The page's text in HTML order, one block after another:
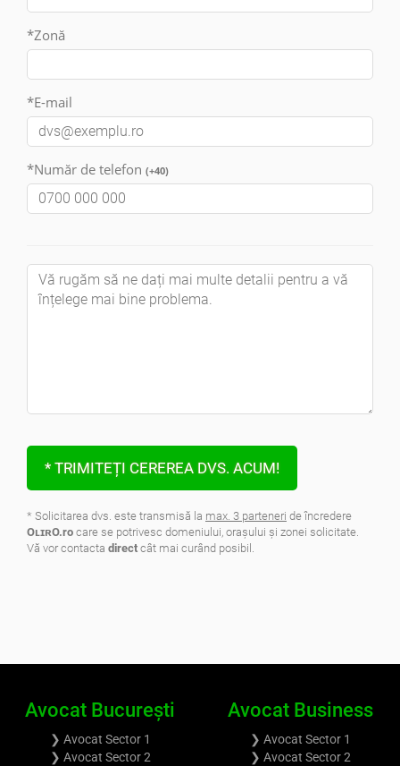
*Zonă
*E-mail
*Număr de telefon (+40)
* TRIMITEȚI CEREREA DVS. ACUM!
* Solicitarea dvs. este transmisă la max. 3 parteneri de încredere
OʟɪʀO.ro care se potrivesc domeniului, oraşului şi zonei solicitate.
Vă vor contacta direct cât mai curând posibil.
Avocat București
❯ Avocat Sector 1
❯ Avocat Sector 2
Avocat Business
❯ Avocat Sector 1
❯ Avocat Sector 2